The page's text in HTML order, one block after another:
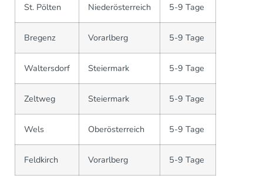
St. Pölten Niederösterreich 5-9 Tage
Bregenz Vorarlberg 5-9 Tage
Waltersdorf Steiermark 5-9 Tage
Zeltweg Steiermark 5-9 Tage
Wels Oberösterreich 5-9 Tage
Feldkirch Vorarlberg 5-9 Tage